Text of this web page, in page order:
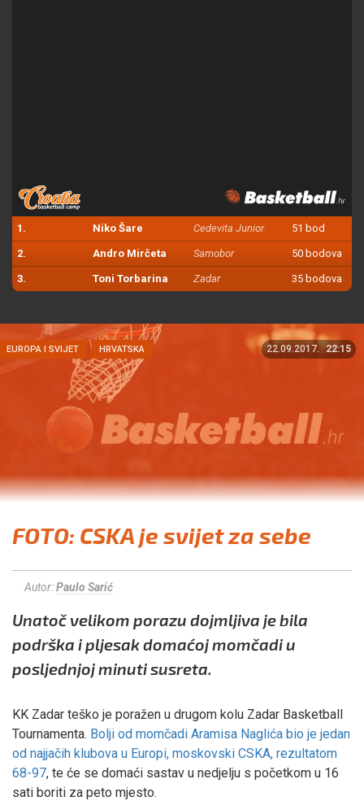
1. Niko Šare Cedevita Junior 51 bod
2. Andro Mirčeta Samobor 50 bodova
3. Toni Torbarina Zadar 35 bodova
EUROPA I SVIJET HRVATSKA 22.09.2017. 22:15
FOTO: CSKA je svijet za sebe
Autor:Paulo Sarić
Unatoč velikom porazu dojmljiva je bila
podrška i pljesak domaćoj momčadi u
posljednjoj minuti susreta.
KK Zadar teško je poražen u drugom kolu Zadar Basketball
Tournamenta. Bolji od momčadi Aramisa Naglića bio je jedan
od najjačih klubova u Europi, moskovski CSKA, rezultatom
68-97, te će se domaći sastav u nedjelju s početkom u 16
sati boriti za peto mjesto.